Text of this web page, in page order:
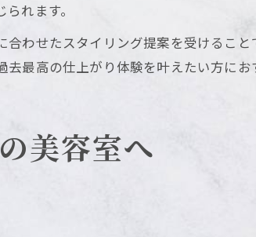
れます。
わせたスタイリング提案を受けるこ
最高の仕上がり体験を叶えたい方にお
美容室へ